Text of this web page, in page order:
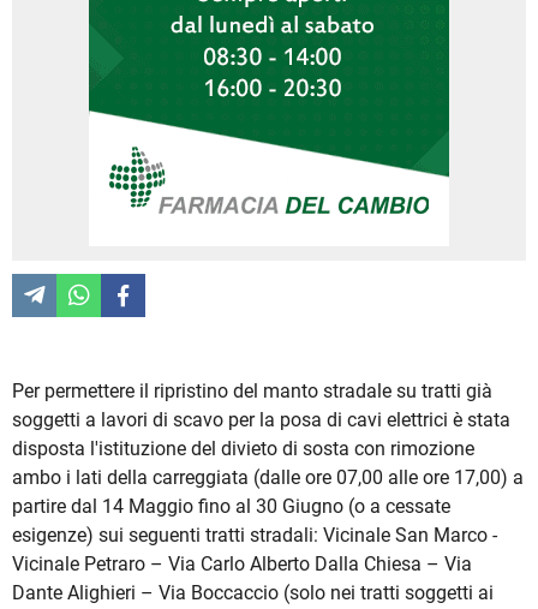
Per permettere il ripristino del manto stradale su tratti già
soggetti a lavori di scavo per la posa di cavi elettrici è stata
disposta l'istituzione del divieto di sosta con rimozione
ambo i lati della carreggiata (dalle ore 07,00 alle ore 17,00) a
partire dal 14 Maggio fino al 30 Giugno (o a cessate
esigenze) sui seguenti tratti stradali: Vicinale San Marco -
Vicinale Petraro – Via Carlo Alberto Dalla Chiesa – Via
Dante Alighieri – Via Boccaccio (solo nei tratti soggetti ai